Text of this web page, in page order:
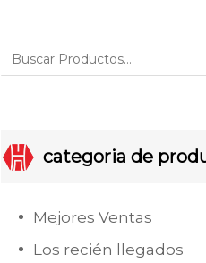
categoria de
Mejores Ventas
Los recién llegados